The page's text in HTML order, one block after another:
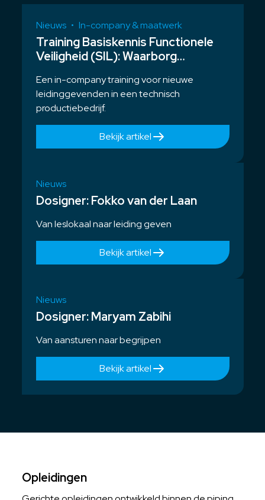
Nieuws • In-company & maatwerk
Training Basiskennis Functionele
Veiligheid (SIL): Waarborg
Een in-company training voor nieuwe
leidinggevenden in een technisch
productiebedrijf.
Bekijk artikel
Nieuws
Dosigner: Fokko van der Laan
Van leslokaal naar leiding geven
Bekijk artikel
Nieuws
Dosigner: Maryam Zabihi
Van aansturen naar begrijpen
Bekijk artikel
Opleidingen